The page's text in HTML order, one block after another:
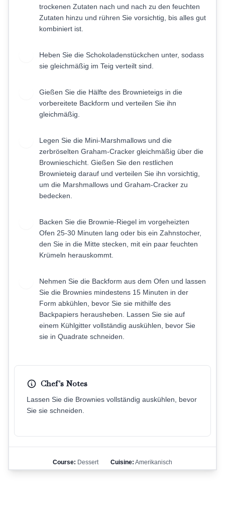
trockenen Zutaten nach und nach zu den feuchten
Zutaten hinzu und rühren Sie vorsichtig, bis alles gut
kombiniert ist.
Heben Sie die Schokoladenstückchen unter, sodass
sie gleichmäßig im Teig verteilt sind.
Gießen Sie die Hälfte des Brownieteigs in die
vorbereitete Backform und verteilen Sie ihn
gleichmäßig.
Legen Sie die Mini-Marshmallows und die
zerbröselten Graham-Cracker gleichmäßig über die
Brownieschicht. Gießen Sie den restlichen
Brownieteig darauf und verteilen Sie ihn vorsichtig,
um die Marshmallows und Graham-Cracker zu
bedecken.
Backen Sie die Brownie-Riegel im vorgeheizten
Ofen 25-30 Minuten lang oder bis ein Zahnstocher,
den Sie in die Mitte stecken, mit ein paar feuchten
Krümeln herauskommt.
Nehmen Sie die Backform aus dem Ofen und lassen
Sie die Brownies mindestens 15 Minuten in der
Form abkühlen, bevor Sie sie mithilfe des
Backpapiers herausheben. Lassen Sie sie auf
einem Kühlgitter vollständig auskühlen, bevor Sie
sie in Quadrate schneiden.
Chef's Notes
Lassen Sie die Brownies vollständig auskühlen, bevor
Sie sie schneiden.
Course: Dessert Cuisine: Amerikanisch